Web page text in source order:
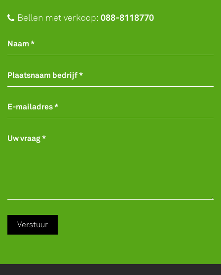
Bellen met verkoop: 088-8118770
Naam *
Plaatsnaam bedrijf *
E-mailadres *
Uw vraag *
Verstuur